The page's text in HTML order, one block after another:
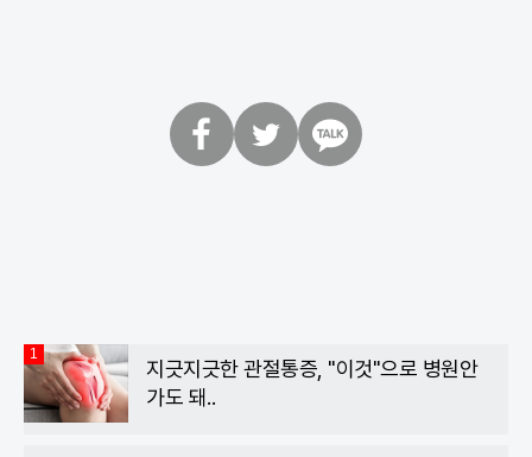
1
지긋지긋한 관절통증, "이것"으로 병원안
가도 돼..